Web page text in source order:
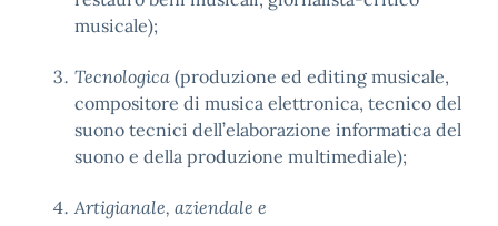
musicale);
Tecnologica (produzione ed editing musicale,
compositore di musica elettronica, tecnico del
suono tecnici dell’elaborazione informatica del
suono e della produzione multimediale);
Artigianale, aziendale e